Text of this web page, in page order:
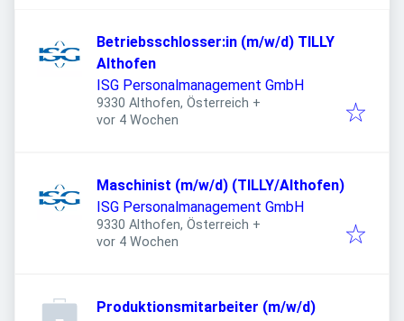
Betriebsschlosser:in (m/w/d) TILLY
Althofen
ISG Personalmanagement GmbH
9330 Althofen, Österreich +
Veröffentlicht
vor 4 Wochen
Maschinist (m/w/d) (TILLY/Althofen)
ISG Personalmanagement GmbH
9330 Althofen, Österreich +
Veröffentlicht
vor 4 Wochen
Produktionsmitarbeiter (m/w/d)